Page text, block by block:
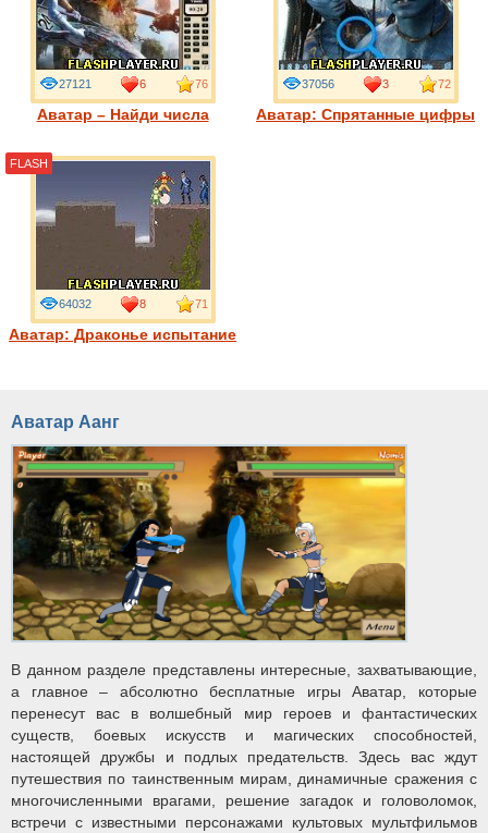
Аватар – Найди числа
27121 6 76
Аватар: Спрятанные цифры
37056 3 72
Аватар: Драконье испытание
64032 8 71
FLASH
Аватар Аанг
В данном разделе представлены интересные, захватывающие,
а главное – абсолютно бесплатные игры Аватар, которые
перенесут вас в волшебный мир героев и фантастических
существ, боевых искусств и магических способностей,
настоящей дружбы и подлых предательств. Здесь вас ждут
путешествия по таинственным мирам, динамичные сражения с
многочисленными врагами, решение загадок и головоломок,
встречи с известными персонажами культовых мультфильмов